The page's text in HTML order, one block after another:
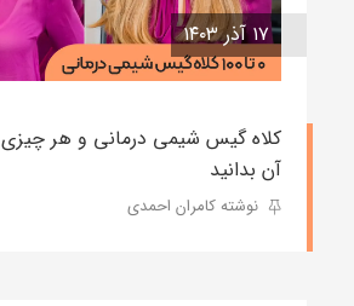
۱۷ آذر ۱۴۰۳
کلاه گیس شیمی درمانی و هر چیزی
آن بدانید
نوشته کامران احمدی